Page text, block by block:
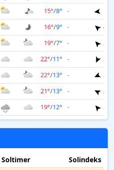
15°/8° -
5
16°/9° -
4
19°/7° -
2
22°/11° -
3
22°/13° -
3
21°/13° -
2
19°/12° - 2
Soltimer Solindeks